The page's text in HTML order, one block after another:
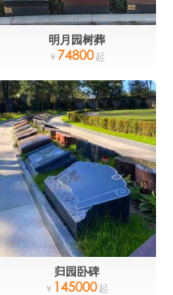
明月园树葬
74800
归园卧碑
145000